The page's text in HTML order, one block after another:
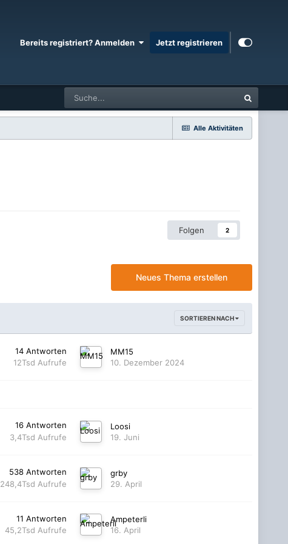
Bereits registriert? Anmelden Jetzt registrieren
Alle Aktivitäten
Folgen 2
Neues Thema erstellen
SORTIEREN NACH
14 Antworten
12Tsd Aufrufe
MM15
10. Dezember 2024
16 Antworten
3,4Tsd Aufrufe
Loosi
19. Juni
538 Antworten
248,4Tsd Aufrufe
grby
29. April
11 Antworten
45,2Tsd Aufrufe
Ampeterli
16. April